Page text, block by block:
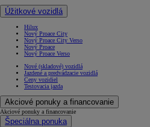
Úžitkové vozidlá
Hilux
Nový Proace City
Nový Proace City Verso
Nový Proace
Nový Proace Verso
Nové (skladové) vozidlá
Jazdené a predvádzacie vozidlá
Ceny vozidiel
Testovacia jazda
Akciové ponuky a financovanie
Akciové ponuky a financovanie
Špeciálna ponuka